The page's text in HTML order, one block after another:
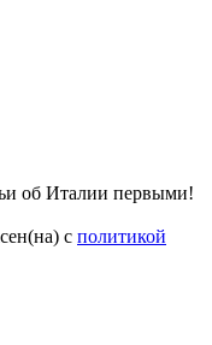
об Италии первыми!
с политикой